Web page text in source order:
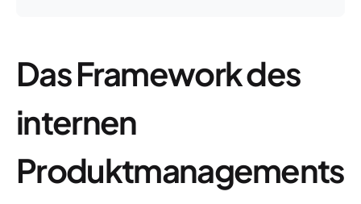
Das Framework des
internen
Produktmanagements